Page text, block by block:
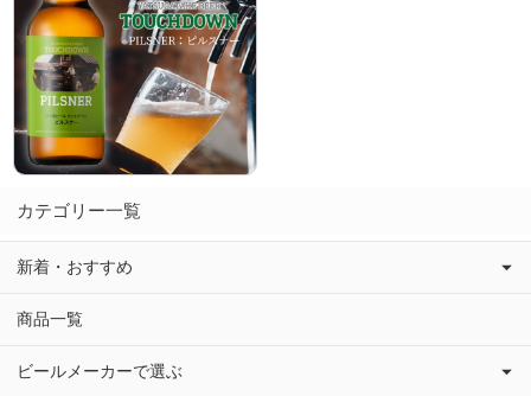
カテゴリー一覧
新着・おすすめ
商品一覧
ビールメーカーで選ぶ